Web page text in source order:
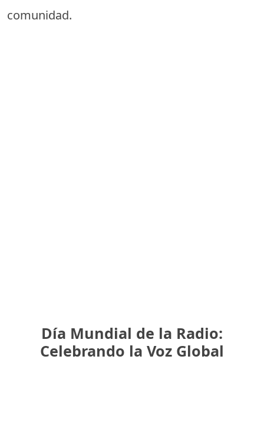
comunidad.
Día Mundial de la Radio:
Celebrando la Voz Global